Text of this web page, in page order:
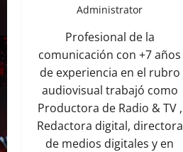
Administrator
Profesional de la
comunicación con +7 años
de experiencia en el rubro
audiovisual trabajó como
Productora de Radio & TV ,
Redactora digital, directora
de medios digitales y en